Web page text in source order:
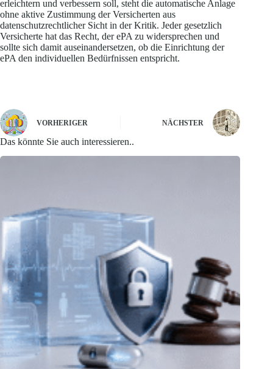
erleichtern und verbessern soll, steht die automatische Anlage
ohne aktive Zustimmung der Versicherten aus
datenschutzrechtlicher Sicht in der Kritik. Jeder gesetzlich
Versicherte hat das Recht, der ePA zu widersprechen und
sollte sich damit auseinandersetzen, ob die Einrichtung der
ePA den individuellen Bedürfnissen entspricht.
VORHERIGER NÄCHSTER
Das könnte Sie auch interessieren..